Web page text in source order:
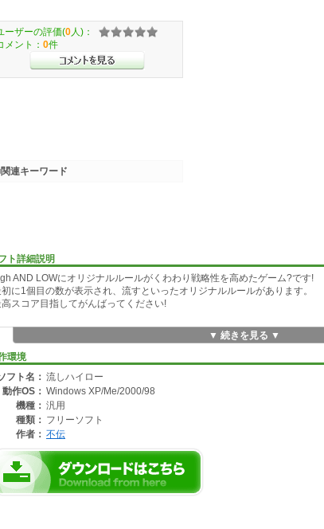
ト詳細説明
AND LOWにオリジナルルールがくわわり戦略性を高めたゲーム?です!
に1個目の数が表示され、流すといったオリジナルルールがあります。
スコア目指してがんばってください!
▼ 続きを見る ▼
環境
フト名： 流しハイロー
動作OS： Windows XP/Me/2000/98
機種： 汎用
種類： フリーソフト
作者： 不伝
ーザーの評価(0 人)：
メント： 0件
連キーワード